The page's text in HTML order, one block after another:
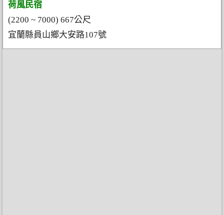
荷風民宿
(2200 ~ 7000) 667公尺
宜蘭縣員山鄉大安路107號